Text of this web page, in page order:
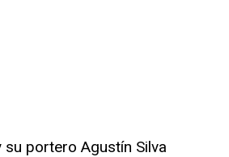
su portero Agustín Silva